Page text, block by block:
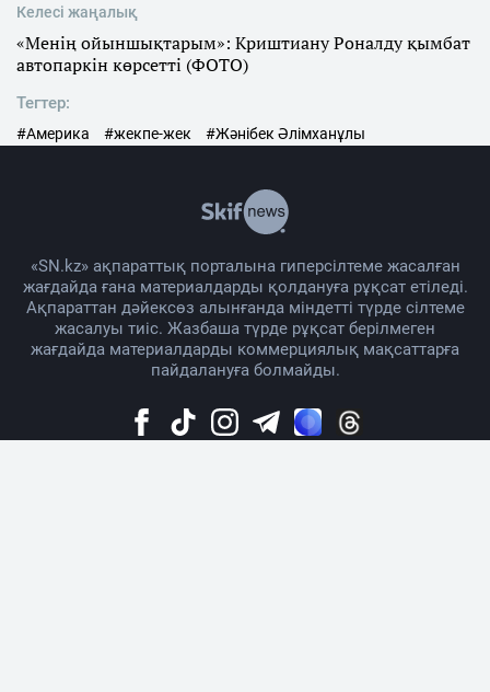
Келесі жаңалық
«Менің ойыншықтарым»: Криштиану Роналду қымбат
автопаркін көрсетті (ФОТО)
Тегтер:
#Америка #жекпе-жек #Жәнібек Әлімханұлы
«SN.kz» ақпараттық порталына гиперсілтеме жасалған
жағдайда ғана материалдарды қолдануға рұқсат етіледі.
Ақпараттан дәйексөз алынғанда міндетті түрде сілтеме
жасалуы тиіс. Жазбаша түрде рұқсат берілмеген
жағдайда материалдарды коммерциялық мақсаттарға
пайдалануға болмайды.